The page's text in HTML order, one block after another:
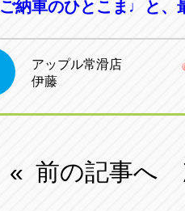
ご納車のひとこま♩と、
アップル常滑店
伊藤
« 前の記事へ